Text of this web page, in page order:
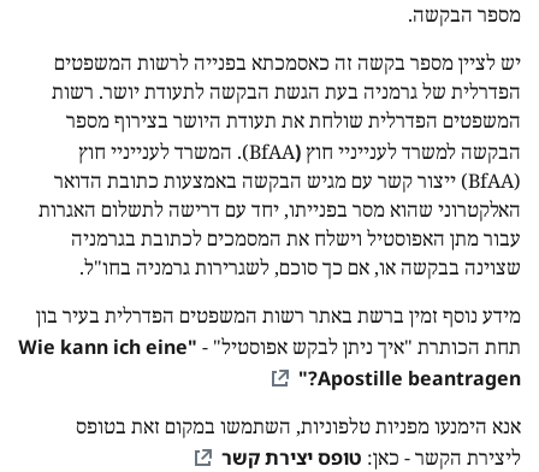
מספר הבקשה.
יש לציין מספר בקשה זה כאסמכתא בפנייה לרשות המשפטים
הפדרלית של גרמניה בעת הגשת הבקשה לתעודת יושר. רשות
המשפטים הפדרלית שולחת את תעודת היושר בצירוף מספר
הבקשה למשרד לענייניי חוץ (
BfAA). המשרד לענייניי חוץ
(BfAA) ייצור קשר עם מגיש הבקשה באמצעות כתובת הדואר
האלקטרוני שהוא מסר בפנייתו, יחד עם דרישה לתשלום האגרות
עבור מתן האפוסטיל וישלח את המסמכים לכתובת בגרמניה
שצוינה בבקשה או, אם כך סוכם, לשגרירות גרמניה בחו"ל.
מידע נוסף זמין ברשת באתר רשות המשפטים הפדרלית בעיר בון
תחת הכותרת "איך ניתן לבקש אפוסטיל" -
"Wie kann ich eine
Apostille beantragen?"
אנא הימנעו מפניות טלפוניות, השתמשו במקום זאת בטופס
ליצירת הקשר - כאן: טופס יצירת קשר